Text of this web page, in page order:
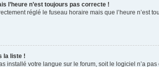
l’heure n’est toujours pas correcte !
réglé le fuseau horaire mais que l’heure
la liste !
installé votre langue sur le forum, soit le logiciel n’a